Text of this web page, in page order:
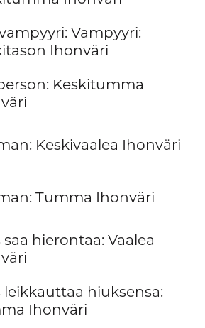
Vampyyri:
Ihonväri
Keskitumma
Keskivaalea Ihonväri
Tumma Ihonväri
saa hierontaa: Vaalea
leikkauttaa hiuksensa:
Ihonväri